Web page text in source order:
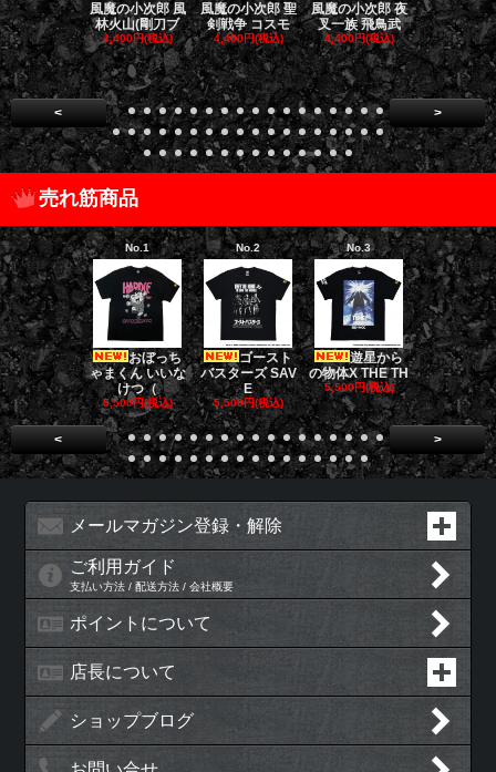
風魔の小次郎 風
林火山(剛刀ブ
4,400円(税込)
風魔の小次郎 聖
剣戦争 コスモ
4,400円(税込)
風魔の小次郎 夜
叉一族 飛鳥武
4,400円(税込)
風魔の小次
魔一族 竜
4,400円(税
< >
売れ筋商品
No.1
おぼっち
ゃまくん いいな
けつ（
5,500円(税込)
No.2
ゴースト
バスターズ SAV
E
5,500円(税込)
No.3
遊星から
の物体X THE TH
5,500円(税込)
No.4
[限定販売]
ドファー
5,500円(税
< >
メールマガジン登録・解除
ご利用ガイド
支払い方法 / 配送方法 / 会社概要
ポイントについて
店長について
ショップブログ